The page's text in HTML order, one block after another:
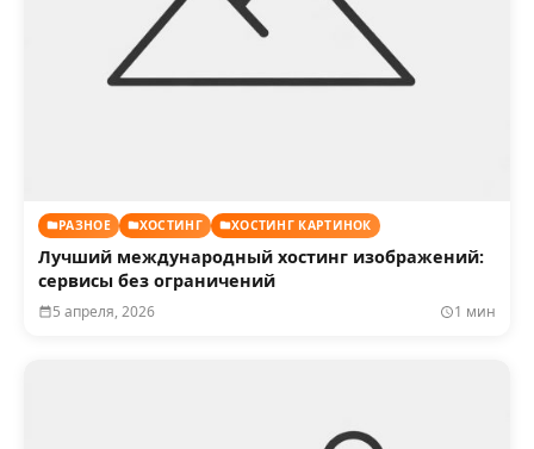
РАЗНОЕ ХОСТИНГ ХОСТИНГ КАРТИНОК
Лучший международный хостинг изображений:
сервисы без ограничений
5 апреля, 2026 1 мин